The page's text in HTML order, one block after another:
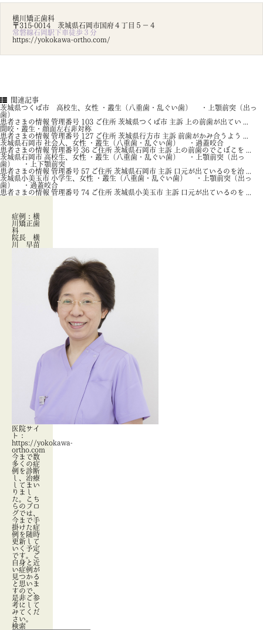
横川矯正歯科
〒315-0014 茨城県石岡市国府４丁目５－４
常磐線石岡駅下車徒歩３分
https://yokokawa-ortho.com/
関連記事
茨城県つくば市 高校生、女性 ・叢生（八重歯・乱ぐい歯） ・上顎前突（出っ
歯）
患者さまの情報 管理番号 103 ご住所 茨城県つくば市 主訴 上の前歯が出てい ...
開咬・叢生・顔面左右非対称
患者さまの情報 管理番号 127 ご住所 茨城県行方市 主訴 前歯がかみ合うよう ...
茨城県石岡市 社会人、女性 ・叢生（八重歯・乱ぐい歯） ・過蓋咬合
患者さまの情報 管理番号 36 ご住所 茨城県石岡市 主訴 上の前歯のでこぼこを ...
茨城県石岡市 高校生、女性 ・叢生（八重歯・乱ぐい歯） ・上顎前突（出っ
歯） ・上下顎前突
患者さまの情報 管理番号 57 ご住所 茨城県石岡市 主訴 口元が出ているのを治 ...
茨城県小美玉市 小学生、女性 ・叢生（八重歯・乱ぐい歯） ・上顎前突（出っ
歯） ・過蓋咬合
患者さまの情報 管理番号 74 ご住所 茨城県小美玉市 主訴 口元が出ているのを ...
症例：横
川矯正歯
科
院長 横
川 早苗
医院サイ
ト：
https://yokokawa-
ortho.com
今まで数
多くの症
例を診断
し、治療
してまい
りまし
た。こち
らのブロ
グでは、
今まで手
掛けた症
例を随時
更新して
いく予定
です。ご
自身と近
い症例が
見つかる
と思いま
すので、
是非ご参
考にして
みてくだ
さい。
検索